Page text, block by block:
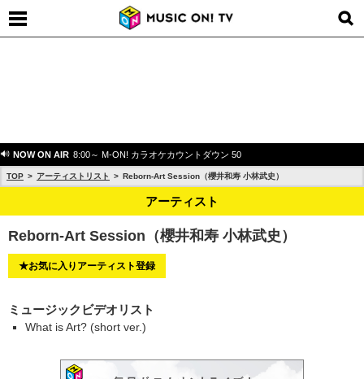
NOW ON AIR 8:00～ M-ON! カラオケカウントダウン 50
TOP アーティストリスト Reborn-Art Session（櫻井和寿 小林武史）
アーティスト
Reborn-Art Session（櫻井和寿 小林武史）
★お気に入りアーティスト登録
ミュージックビデオリスト
What is Art? (short ver.)